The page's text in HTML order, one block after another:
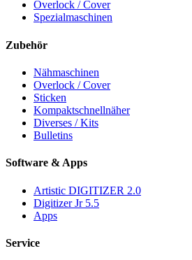
Overlock / Cover
Spezialmaschinen
Zubehör
Nähmaschinen
Overlock / Cover
Sticken
Kompaktschnellnäher
Diverses / Kits
Bulletins
Software & Apps
Artistic DIGITIZER 2.0
Digitizer Jr 5.5
Apps
Service